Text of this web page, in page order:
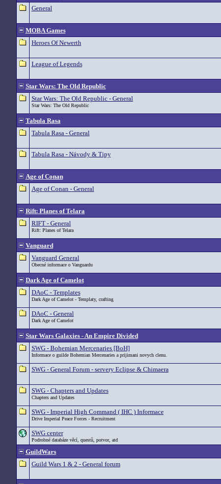
General
MOBA Games
Heroes Of Newerth
League of Legends
Star Wars: The Old Republic
Star Wars: The Old Republic - General
Star Wars: The Old Republic
Tabula Rasa
Tabula Rasa - General
Tabula Rasa - Návody & Tipy
Age of Conan
Age of Conan - General
Rift: Planes of Telara
RIFT - General
Rift: Planes of Telara
Vanguard
Vanguard General
Obecné informace o Vanguardu
Dark Age of Camelot
DAoC - Templates
Dark Age of Camelot - Templaty, crafting
DAoC - General
Dark Age of Camelot
Star Wars Galaxies - An Empire Divided
SWG - Bohemian Mercenaries [BoH]
Informace o guilde Bohemian Mercenaries a prijimani novych clenu.
SWG - General Forum - servery Eclipse & Chimaera
SWG - Chapters and Updates
Chapters and Updates
SWG - Imperial High Command ( IHC ) Informace
Drive Imperial Peace Forces - Recruitment
SWG center
Podrobné databáze věcí, questů, potvor, atd
GuildWars
Guild Wars 1 & 2 - General forum